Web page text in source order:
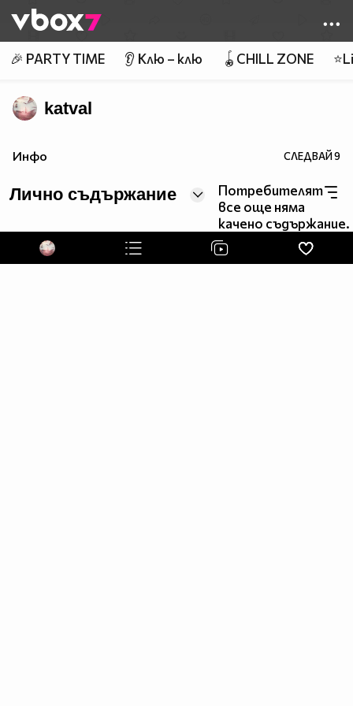
👾
🎉 PARTY TIME 👂 Клю – клю 🪀CHILL ZONE
katval
Инфо СЛЕДВАЙ9
Лично съдържание
Потребителят
все още няма
качено съдържание.